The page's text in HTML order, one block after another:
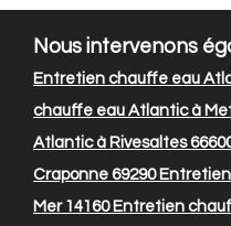
Nous intervenons
Entretien chauffe eau
chauffe eau Atlantic à
Atlantic à Rivesaltes
Craponne 69290Entretien
Mer 14160Entretien